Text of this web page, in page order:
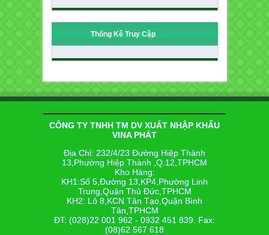
Thống Kê Truy Cập
CÔNG TY TNHH TM DV XUẤT NHẬP KHẨU
VINA PHÁT
Địa Chỉ: 232/4/23 Đường Hiệp Thành
13,Phường Hiệp Thành ,Q.12,TPHCM
Kho Hàng:
KH1:Số 5,Đường 13,KP4,Phường Linh
Trung,Quận Thủ Đức,TPHCM
KH2: Lô 8,KCN Tân Tạo,Quận Bình
Tân,TPHCM
ĐT: (028)22 001 962 - 0932 451 839. Fax:
(08)62 567 618